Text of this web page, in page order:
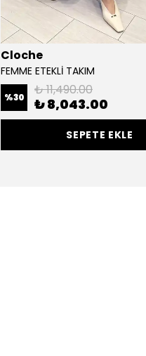
Cloche
FEMME ETEKLİ TAKIM
%30 ₺ 11,490.00
₺ 8,043.00
SEPETE EKLE